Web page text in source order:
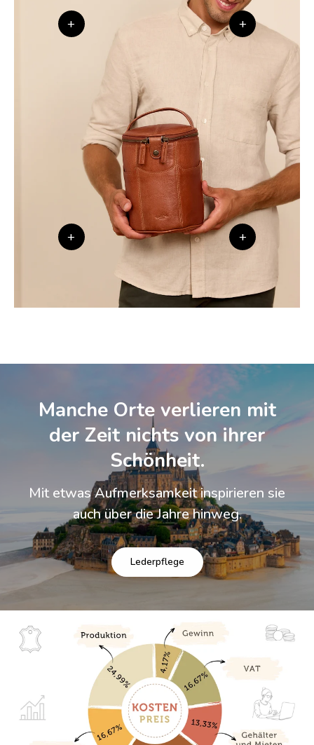
+ +
+ +
Manche Orte verlieren mit
der Zeit nichts von ihrer
Schönheit.
Mit etwas Aufmerksamkeit inspirieren sie
auch über die Jahre hinweg.
Lederpflege